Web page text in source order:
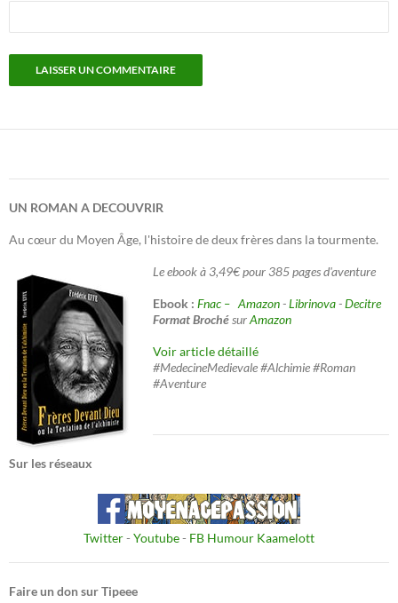
UN ROMAN A DECOUVRIR
Au cœur du Moyen Âge, l'histoire de deux frères dans la tourmente.
Le ebook à 3,49€ pour 385 pages d'aventure
Ebook : Fnac – Amazon-Librinova-Decitre
Format BrochésurAmazon
Voir article détaillé
#MedecineMedievale #Alchimie #Roman
#Aventure
Sur les réseaux
Twitter- Youtube- FB Humour Kaamelott
Faire un don sur Tipeee